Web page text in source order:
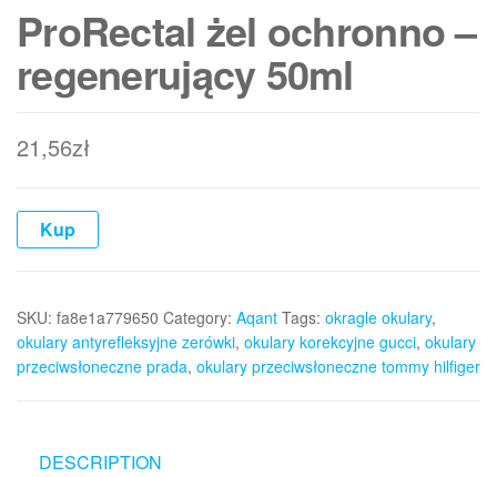
ProRectal żel ochronno –
regenerujący 50ml
21,56zł
Kup
SKU: fa8e1a779650 Category: Aqant Tags: okragle okulary,
okulary antyrefleksyjne zerówki, okulary korekcyjne gucci, okulary
przeciwsłoneczne prada, okulary przeciwsłoneczne tommy hilfiger
DESCRIPTION